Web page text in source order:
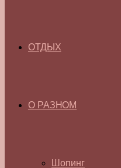
ОТДЫХ
О РАЗНОМ
Шопинг